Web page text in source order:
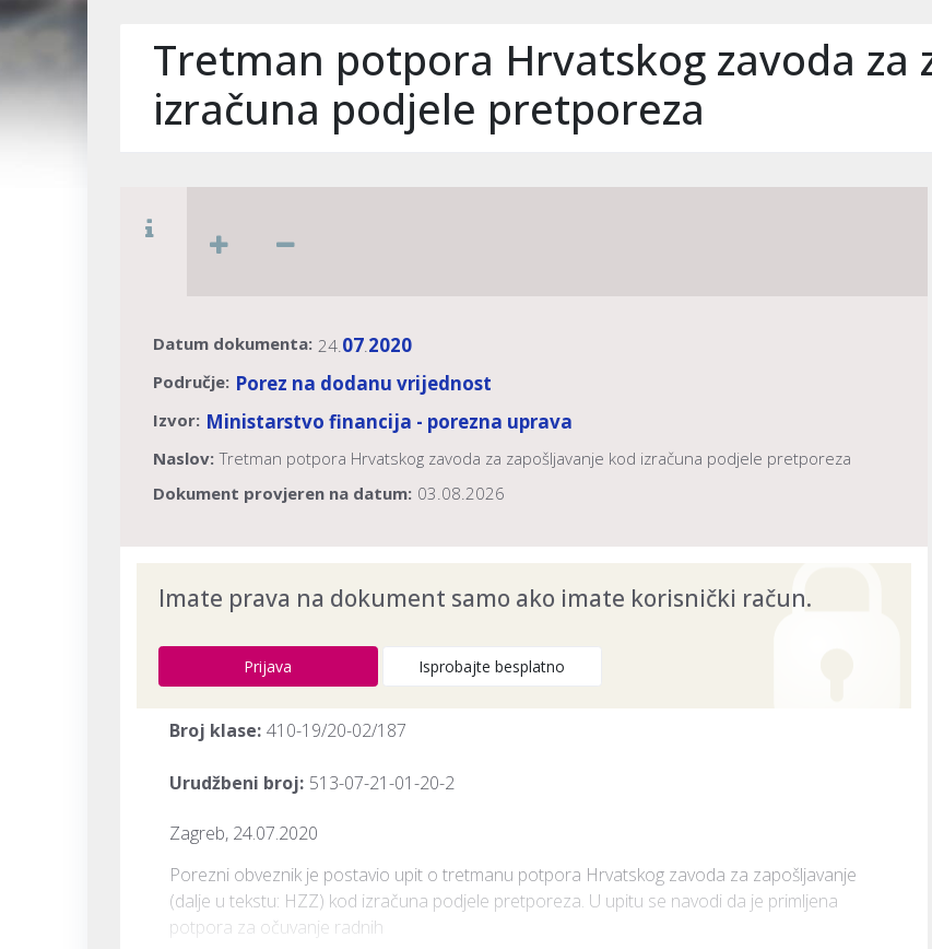
Tretman potpora Hrvatskog zavoda za
izračuna podjele pretporeza
Datum dokumenta: 24.07.2020
Područje: Porez na dodanu vrijednost
Izvor: Ministarstvo financija - porezna uprava
Naslov: Tretman potpora Hrvatskog zavoda za zapošljavanje kod izračuna podjele pretporeza
Dokument provjeren na datum: 03.08.2026
Imate prava na dokument samo ako imate korisnički račun.
Prijava Isprobajte besplatno
Broj klase: 410-19/20-02/187
Urudžbeni broj: 513-07-21-01-20-2
Zagreb, 24.07.2020
Porezni obveznik je postavio upit o tretmanu potpora Hrvatskog zavoda za zapošljavanje
(dalje u tekstu: HZZ) kod izračuna podjele pretporeza. U upitu se navodi da je primljena
potpora za očuvanje radnih